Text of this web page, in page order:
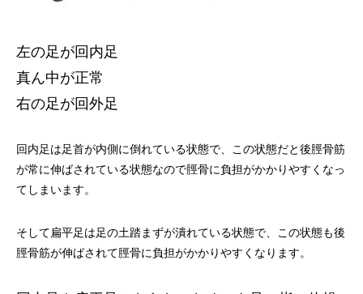
左の足が回内足
真ん中が正常
右の足が回外足
回内足は足首が内側に倒れている状態で、この状態だと後脛骨筋
が常に伸ばされている状態なので脛骨に負担がかかりやすくなっ
てしまいます。
そして扁平足は足の土踏まずが潰れている状態で、この状態も後
脛骨筋が伸ばされて脛骨に負担がかかりやすくなります。